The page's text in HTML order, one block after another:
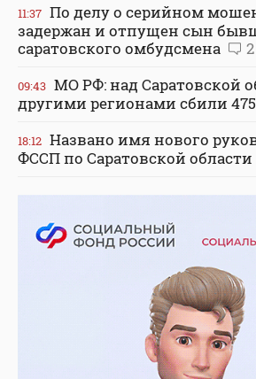
11:37 По делу о серийном
задержан и отпущен сын
саратовского омбудсмена
2
09:43 МО РФ: над Саратовской
другими регионами сбили
18:12 Названо имя нового
ФССП по Саратовской области